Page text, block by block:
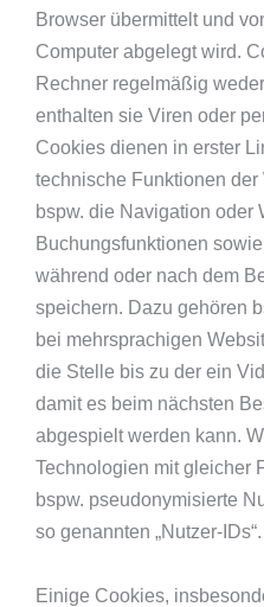
Browser übermittelt und
Computer abgelegt wird.
Rechner regelmäßig
enthalten sie Viren oder
Cookies dienen in erster
technische Funktionen
bspw. die Navigation oder
Buchungsfunktionen
während oder nach dem
speichern. Dazu gehören
bei mehrsprachigen
die Stelle bis zu der ein
damit es beim nächsten
abgespielt werden kann.
Technologien mit gleicher
bspw. pseudonymisierte
so genannten „Nutzer-IDs“.
Einige Cookies,